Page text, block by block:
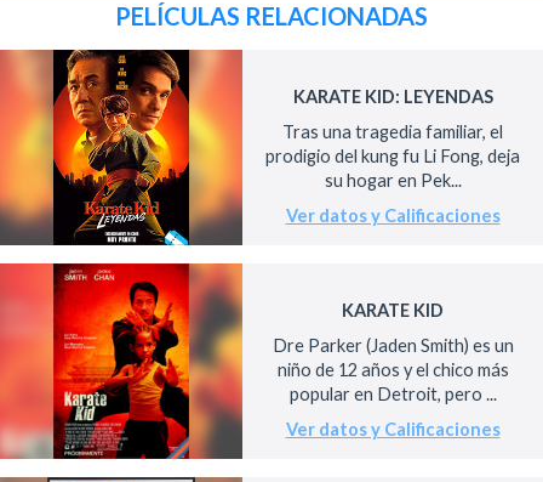
PELÍCULAS RELACIONADAS
KARATE KID: LEYENDAS
Tras una tragedia familiar, el
prodigio del kung fu Li Fong, deja
su hogar en Pek...
Ver datos y Calificaciones
KARATE KID
Dre Parker (Jaden Smith) es un
niño de 12 años y el chico más
popular en Detroit, pero ...
Ver datos y Calificaciones